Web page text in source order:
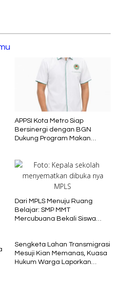
APPSI Kota Metro Siap
Bersinergi dengan BGN
Dukung Program Makan
Dari MPLS Menuju Ruang
Belajar: SMP MMT
Mercubuana Bekali Siswa
Sengketa Lahan Transmigrasi
Mesuji Kian Memanas, Kuasa
Hukum Warga Laporkan